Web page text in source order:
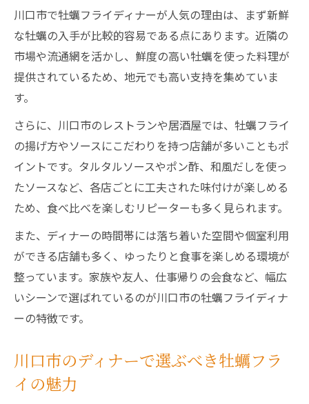
ト解説
ディナーで選ぶ牡蠣フライのこだわりとは
川口市ディナーで牡蠣フライを美味しく味
わう秘訣
解説
ディナーで感じる牡蠣フライの特別な美味
しさ
川口市のディナーで注目の牡蠣フライ技法
川口市ディナーを彩る牡蠣フライの美味しい秘
密
ディナーで堪能する牡蠣フライの美味しさ
の秘密
川口市ディナーで人気の牡蠣フライの特徴
牡蠣フライディナーが美味しい理由とは
川口市ディナーで出会う牡蠣フライの魅力
ディナーで楽しむ牡蠣フライの秘密を徹底
解説
川口市で牡蠣フライディナーが人気の理由は、まず新鮮
な牡蠣の入手が比較的容易である点にあります。近隣の
市場や流通網を活かし、鮮度の高い牡蠣を使った料理が
提供されているため、地元でも高い支持を集めていま
す。
さらに、川口市のレストランや居酒屋では、牡蠣フライ
の揚げ方やソースにこだわりを持つ店舗が多いこともポ
イントです。タルタルソースやポン酢、和風だしを使っ
たソースなど、各店ごとに工夫された味付けが楽しめる
ため、食べ比べを楽しむリピーターも多く見られます。
また、ディナーの時間帯には落ち着いた空間や個室利用
ができる店舗も多く、ゆったりと食事を楽しめる環境が
整っています。家族や友人、仕事帰りの会食など、幅広
いシーンで選ばれているのが川口市の牡蠣フライディナ
ーの特徴です。
川口市のディナーで選ぶべき牡蠣フラ
イの魅力